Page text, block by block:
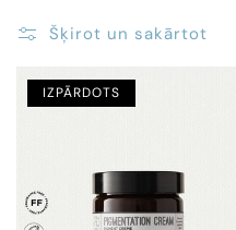
Šķirot un sakārtot
IZPĀRDOTS